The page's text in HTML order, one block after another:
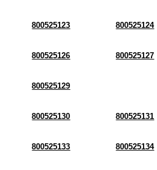
800525123 800525124
800525126 800525127
800525129
800525130 800525131
800525133 800525134